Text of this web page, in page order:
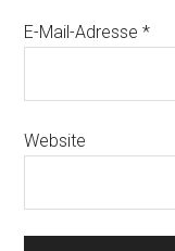
E-Mail-Adresse*
Website